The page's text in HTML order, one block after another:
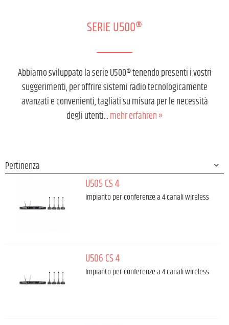
SERIE U500®
Abbiamo sviluppato la serie U500® tenendo presenti i vostri
suggerimenti, per offrire sistemi radio tecnologicamente
avanzati e convenienti, tagliati su misura per le necessità
degli utenti...mehr erfahren »
U505 CS 4
Impianto per conferenze a 4 canali wireless
U506 CS 4
Impianto per conferenze a 4 canali wireless